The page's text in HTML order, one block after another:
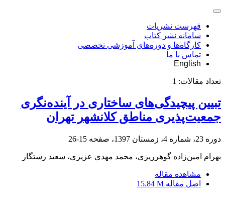
فهرست نشریات
سامانه نشر کتاب
کارگاه‌ها و دوره‌های آموزشی تخصصی
تماس با ما
English
تعداد مقالات: 1
تبیین پیچیدگی‌های ساختاری در آینده‌نگری
جمعیت‌پذیری مناطق کلانشهر تهران
دوره 23، شماره 4، زمستان 1397، صفحه 15-26
بهرام امین‌زاده گوهرریزی، محمد مهدی عزیزی، سعید رستگار
مشاهده مقاله
اصل مقاله 15.84 M